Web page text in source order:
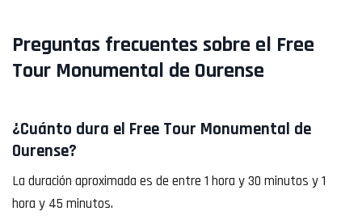
Preguntas frecuentes sobre el Free
Tour Monumental de Ourense
¿Cuánto dura el Free Tour Monumental de
Ourense?
La duración aproximada es de entre 1 hora y 30 minutos y 1
hora y 45 minutos.